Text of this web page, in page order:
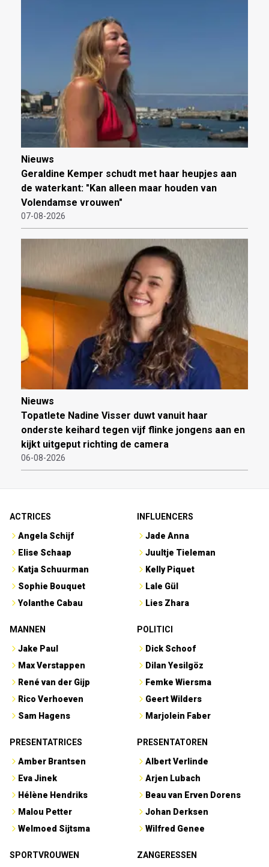
Nieuws
Geraldine Kemper schudt met haar heupjes aan
de waterkant: "Kan alleen maar houden van
Volendamse vrouwen"
07-08-2026
Nieuws
Topatlete Nadine Visser duwt vanuit haar
onderste keihard tegen vijf flinke jongens aan en
kijkt uitgeput richting de camera
06-08-2026
ACTRICES
Angela Schijf
Elise Schaap
Katja Schuurman
Sophie Bouquet
Yolanthe Cabau
INFLUENCERS
Jade Anna
Juultje Tieleman
Kelly Piquet
Lale Gül
Lies Zhara
MANNEN
Jake Paul
Max Verstappen
René van der Gijp
Rico Verhoeven
Sam Hagens
POLITICI
Dick Schoof
Dilan Yesilgöz
Femke Wiersma
Geert Wilders
Marjolein Faber
PRESENTATRICES
Amber Brantsen
Eva Jinek
Hélène Hendriks
Malou Petter
Welmoed Sijtsma
PRESENTATOREN
Albert Verlinde
Arjen Lubach
Beau van Erven Dorens
Johan Derksen
Wilfred Genee
SPORTVROUWEN ZANGERESSEN